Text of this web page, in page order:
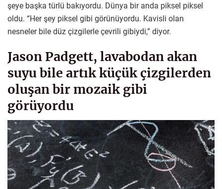
şeye başka türlü bakıyordu. Dünya bir anda piksel piksel
oldu. “Her şey piksel gibi görünüyordu. Kavisli olan
nesneler bile düz çizgilerle çevrili gibiydi,” diyor.
Jason Padgett, lavabodan akan
suyu bile artık küçük çizgilerden
oluşan bir mozaik gibi
görüyordu